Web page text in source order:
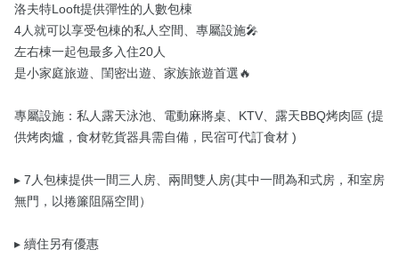
洛夫特Looft提供彈性的人數包棟
4人就可以享受包棟的私人空間、專屬設施🎤
左右棟一起包最多入住20人
是小家庭旅遊、閨密出遊、家族旅遊首選🔥
專屬設施：私人露天泳池、電動麻將桌、KTV、露天BBQ烤肉區 (提
供烤肉爐，食材乾貨器具需自備，民宿可代訂食材 )
▸ 7人包棟提供一間三人房、兩間雙人房(其中一間為和式房，和室房
無門，以捲簾阻隔空間）
▸ 續住另有優惠